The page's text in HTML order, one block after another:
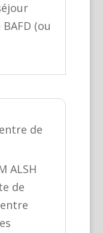
(ou
de
ALSH
de